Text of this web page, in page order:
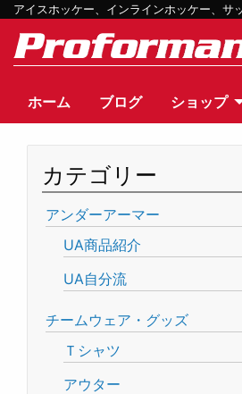
アイスホッケー、インラインホッケー、サ
ホーム ブログ ショップ
カテゴリー
アンダーアーマー
UA商品紹介
UA自分流
チームウェア・グッズ
Ｔシャツ
アウター